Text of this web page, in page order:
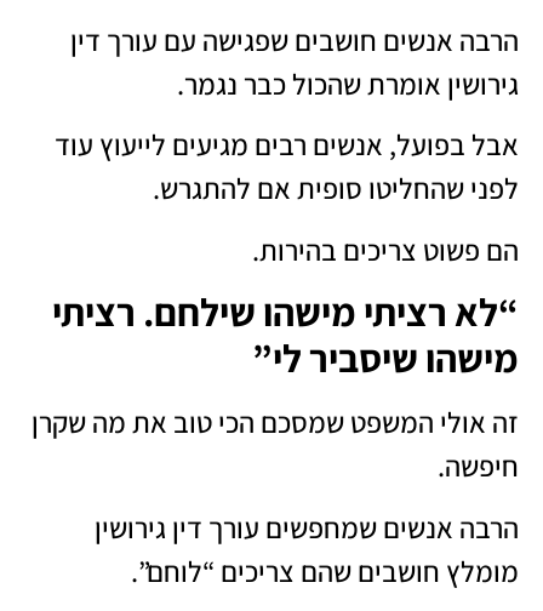
הרבה אנשים חושבים שפגישה עם עורך דין
גירושין אומרת שהכול כבר נגמר.
אבל בפועל, אנשים רבים מגיעים לייעוץ עוד
לפני שהחליטו סופית אם להתגרש.
הם פשוט צריכים בהירות.
“לא רציתי מישהו שילחם. רציתי
מישהו שיסביר לי”
זה אולי המשפט שמסכם הכי טוב את מה שקרן
חיפשה.
הרבה אנשים שמחפשים עורך דין גירושין
מומלץ חושבים שהם צריכים “לוחם”.